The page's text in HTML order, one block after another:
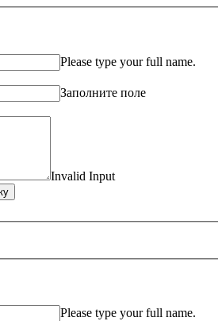
Please type your full name.
Заполните поле
Invalid Input
Please type your full name.